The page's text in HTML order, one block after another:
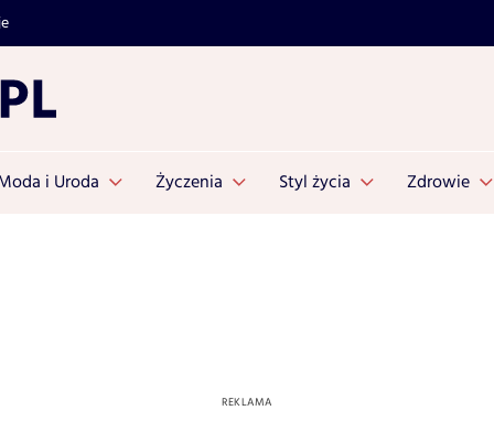
i Uroda Życzenia Styl życia Zdrowie